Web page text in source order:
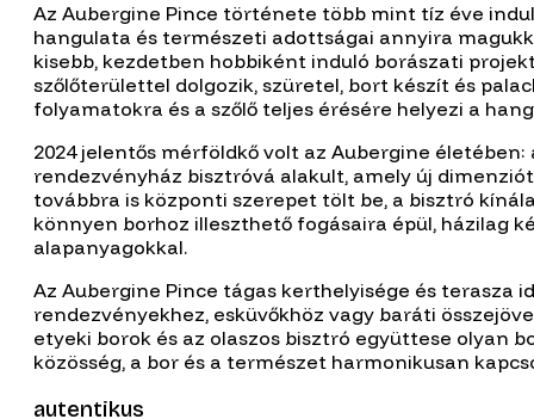
Az Aubergine Pince története több mint tíz éve
hangulata és természeti adottságai annyira
kisebb, kezdetben hobbiként induló borászati
szőlőterülettel dolgozik, szüretel, bort készít és
folyamatokra és a szőlő teljes érésére helyezi a
2024 jelentős mérföldkő volt az Aubergine
rendezvényház bisztróvá alakult, amely új
továbbra is központi szerepet tölt be, a bisztró
könnyen borhoz illeszthető fogásaira épül, házilag
alapanyagokkal.
Az Aubergine Pince tágas kerthelyisége és terasza
rendezvényekhez, esküvőkhöz vagy baráti
etyeki borok és az olaszos bisztró együttese olyan
közösség, a bor és a természet harmonikusan
autentikus